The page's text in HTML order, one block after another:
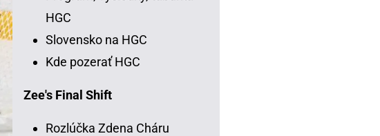
HGC
Slovensko na HGC
Kde pozerať HGC
Zee's Final Shift
Rozlúčka Zdena Cháru